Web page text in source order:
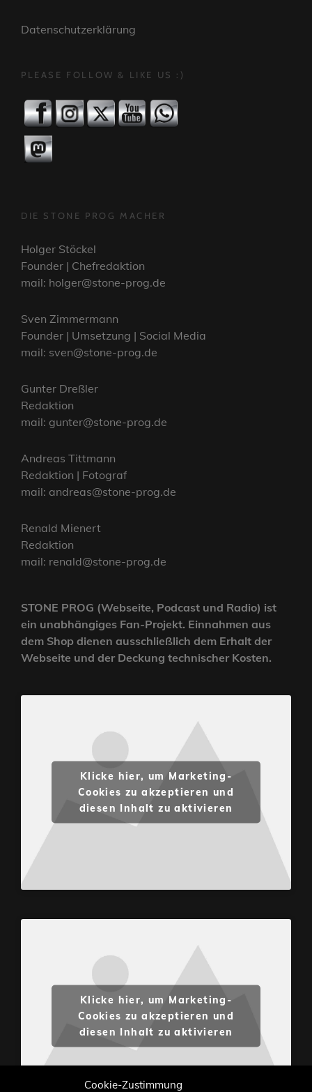
Cookie-Zustimmung
Datenschutzerklärung
PLEASE FOLLOW & LIKE US :)
DIE STONE PROG MACHER
Holger Stöckel
Founder | Chefredaktion
mail: holger@stone-prog.de
Sven Zimmermann
Founder | Umsetzung | Social Media
mail: sven@stone-prog.de
Gunter Dreßler
Redaktion
mail: gunter@stone-prog.de
Andreas Tittmann
Redaktion | Fotograf
mail: andreas@stone-prog.de
Renald Mienert
Redaktion
mail: renald@stone-prog.de
STONE PROG (Webseite, Podcast und Radio) ist
ein unabhängiges Fan-Projekt. Einnahmen aus
dem Shop dienen ausschließlich dem Erhalt der
Webseite und der Deckung technischer Kosten.
Klicke hier, um Marketing-
Cookies zu akzeptieren und
diesen Inhalt zu aktivieren
Klicke hier, um Marketing-
Cookies zu akzeptieren und
diesen Inhalt zu aktivieren